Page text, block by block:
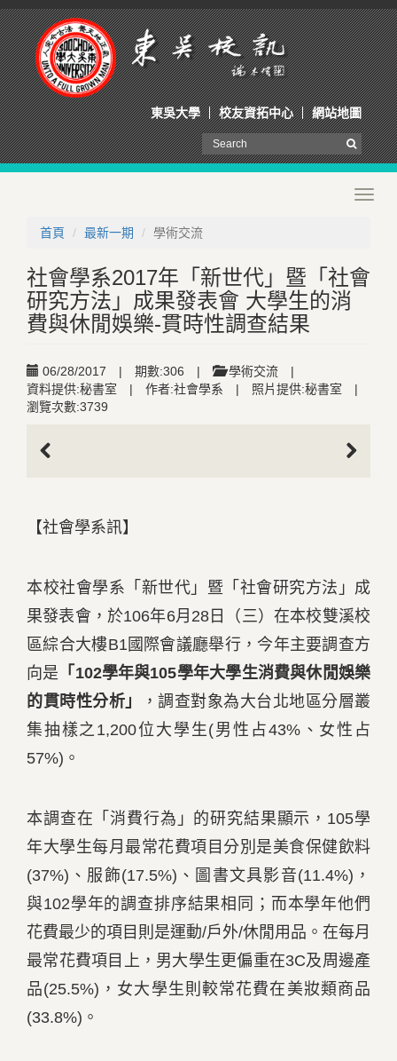
東吳大學 校友資拓中心 網站地圖
首頁
最新一期 學術交流
社會學系2017年「新世代」暨「社會
研究方法」成果發表會 大學生的消
費與休閒娛樂-貫時性調查結果
06/28/2017 | 期數:306 | 學術交流
|
資料提供:秘書室
| 作者:社會學系 | 照片提供:秘書室
|
瀏覽次數:3739
【社會學系訊】
本校社會學系「新世代」暨「社會研究方法」成
果發表會，於106年6月28日（三）在本校雙溪校
區綜合大樓B1國際會議廳舉行，今年主要調查方
向是 「 102學年與105學年大學生消費與休閒娛樂
的貫時性分析」
，調查對象為大台北地區分層叢
集抽樣之1,200位大學生(男性占43%、女性占
57%)。
本調查在「消費行為」的研究結果顯示，105學
年大學生每月最常花費項目分別是美食保健飲料
(37%)、服飾(17.5%)、圖書文具影音(11.4%)，
與102學年的調查排序結果相同；而本學年他們
花費最少的項目則是運動/戶外/休閒用品。在每月
最常花費項目上，男大學生更偏重在3C及周邊產
品(25.5%)，女大學生則較常花費在美妝類商品
(33.8%)。